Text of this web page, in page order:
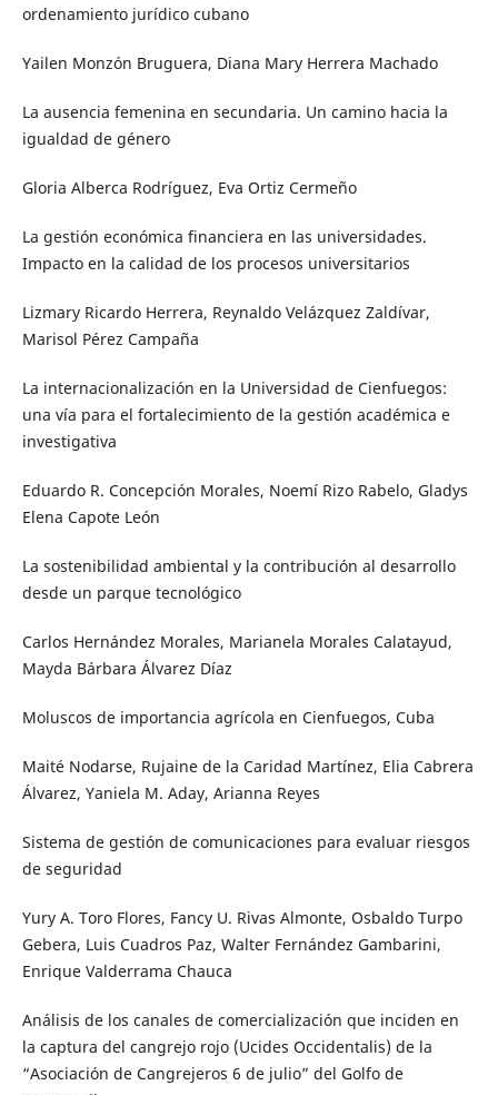
ordenamiento jurídico cubano
Yailen Monzón Bruguera, Diana Mary Herrera Machado
La ausencia femenina en secundaria. Un camino hacia la
igualdad de género
Gloria Alberca Rodríguez, Eva Ortiz Cermeño
La gestión económica financiera en las universidades.
Impacto en la calidad de los procesos universitarios
Lizmary Ricardo Herrera, Reynaldo Velázquez Zaldívar,
Marisol Pérez Campaña
La internacionalización en la Universidad de Cienfuegos:
una vía para el fortalecimiento de la gestión académica e
investigativa
Eduardo R. Concepción Morales, Noemí Rizo Rabelo, Gladys
Elena Capote León
La sostenibilidad ambiental y la contribución al desarrollo
desde un parque tecnológico
Carlos Hernández Morales, Marianela Morales Calatayud,
Mayda Bárbara Álvarez Díaz
Moluscos de importancia agrícola en Cienfuegos, Cuba
Maité Nodarse, Rujaine de la Caridad Martínez, Elia Cabrera
Álvarez, Yaniela M. Aday, Arianna Reyes
Sistema de gestión de comunicaciones para evaluar riesgos
de seguridad
Yury A. Toro Flores, Fancy U. Rivas Almonte, Osbaldo Turpo
Gebera, Luis Cuadros Paz, Walter Fernández Gambarini,
Enrique Valderrama Chauca
Análisis de los canales de comercialización que inciden en
la captura del cangrejo rojo (Ucides Occidentalis) de la
“Asociación de Cangrejeros 6 de julio” del Golfo de